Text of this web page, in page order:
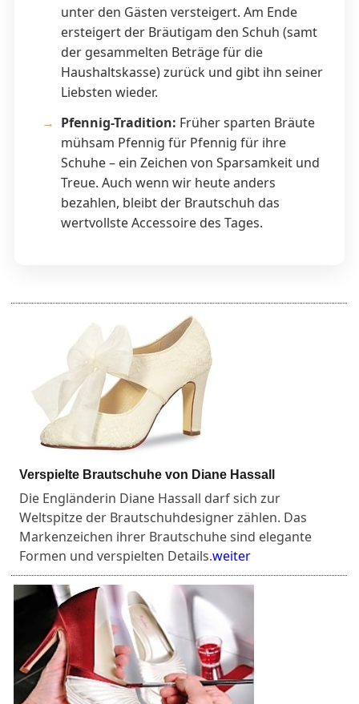
unter den Gästen versteigert. Am Ende
ersteigert der Bräutigam den Schuh (samt
der gesammelten Beträge für die
Haushaltskasse) zurück und gibt ihn seiner
Liebsten wieder.
Pfennig-Tradition: Früher sparten Bräute
mühsam Pfennig für Pfennig für ihre
Schuhe – ein Zeichen von Sparsamkeit und
Treue. Auch wenn wir heute anders
bezahlen, bleibt der Brautschuh das
wertvollste Accessoire des Tages.
Verspielte Brautschuhe von Diane Hassall
Die Engländerin Diane Hassall darf sich zur
Weltspitze der Brautschuhdesigner zählen. Das
Markenzeichen ihrer Brautschuhe sind elegante
Formen und verspielten Details.weiter